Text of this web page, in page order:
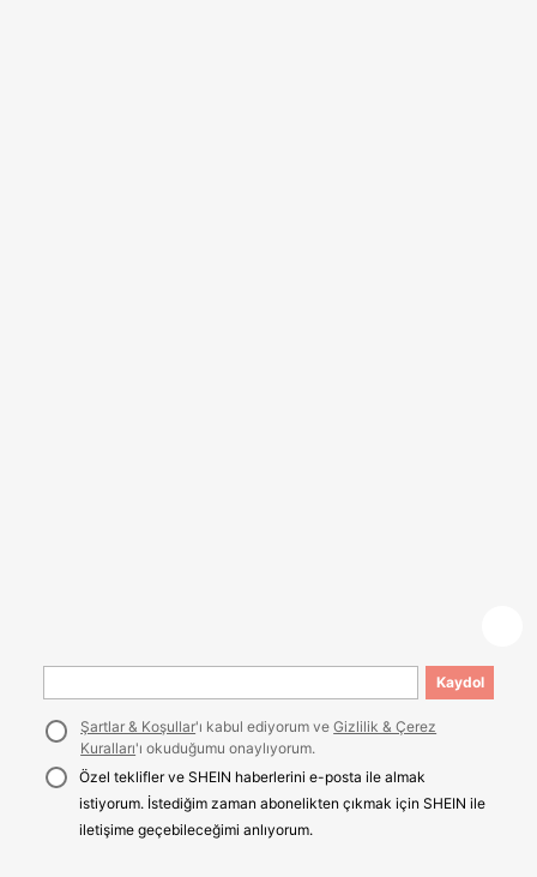
Kaydol
Şartlar & Koşullar'ı kabul ediyorum veGizlilik & Çerez
Kuralları'ı okuduğumu onaylıyorum.
Özel teklifler ve SHEIN haberlerini e-posta ile almak
istiyorum. İstediğim zaman abonelikten çıkmak için SHEIN ile
iletişime geçebileceğimi anlıyorum.